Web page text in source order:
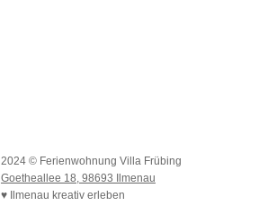
2024 © Ferienwohnung Villa Frübing
Goetheallee 18, 98693 Ilmenau
♥ Ilmenau kreativ erleben